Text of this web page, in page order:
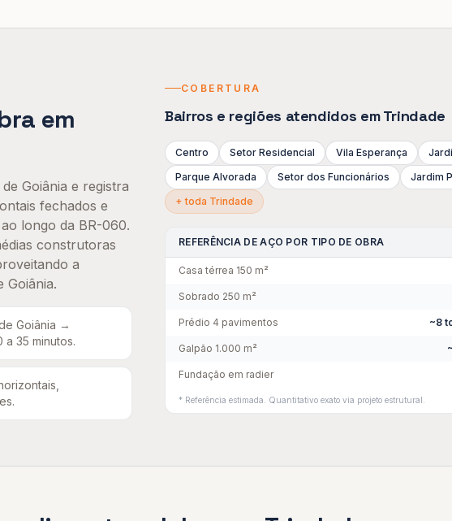
em
Goiânia e registra
fechados e
longo da BR-060.
construtoras
a
Goiânia.
Goiânia →
35 minutos.
.
COBERTURA
Bairros e regiões atendidos emTrindade
Centro Setor Residencial Vila Esperança
Parque Alvorada
Setor dos Funcionários
Jardim
+ toda Trindade
REFERÊNCIA DE AÇO POR TIPO DE OBRA
Casa térrea 150 m²
Sobrado 250 m²
Prédio 4 pavimentos ~8
Galpão 1.000 m²
Fundação em radier
* Referência estimada. Quantitativo exato via projeto estrutural.